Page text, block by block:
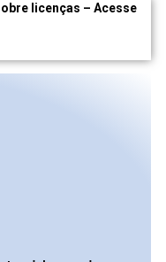
licenças – Acesse